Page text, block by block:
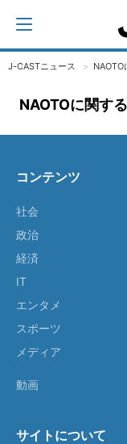
J-CASTニュース
NAOTOに関す
コンテンツ
社会
政治
経済
IT
エンタメ
スポーツ
メディア
動画
サイトについて